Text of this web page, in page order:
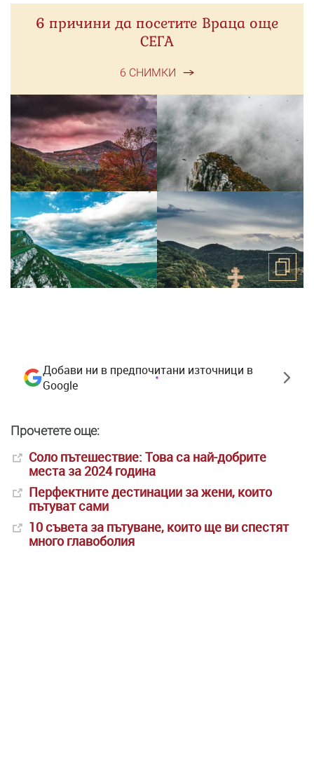
6 причини да посетите Враца още
СЕГА
6 СНИМКИ
Добави ни в предпочитани източници в
Google
Прочетете още:
Соло пътешествие: Това са най-добрите
места за 2024 година
Перфектните дестинации за жени, които
пътуват сами
10 съвета за пътуване, които ще ви спестят
много главоболия